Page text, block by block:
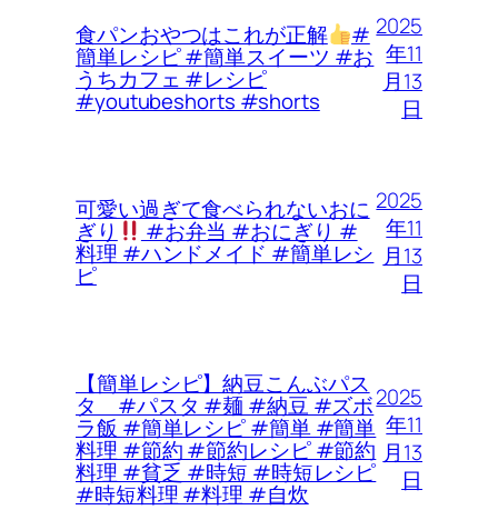
食パンおやつはこれが正解 #
簡単レシピ #簡単スイーツ #お
うちカフェ #レシピ
#youtubeshorts #shorts
2025
年11
月13
日
可愛い過ぎて食べられないおに
ぎり #お弁当 #おにぎり #
料理 #ハンドメイド #簡単レシ
ピ
2025
年11
月13
日
【簡単レシピ】納豆こんぶパス
タ #パスタ #麺 #納豆 #ズボ
ラ飯 #簡単レシピ #簡単 #簡単
料理 #節約 #節約レシピ #節約
料理 #貧乏 #時短 #時短レシピ
#時短料理 #料理 #自炊
2025
年11
月13
日